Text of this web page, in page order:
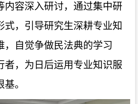
内容深入研讨，通过集中研
式，引导研究生深耕专业知
，自觉争做民法典的学习
者，为日后运用专业知识服
。